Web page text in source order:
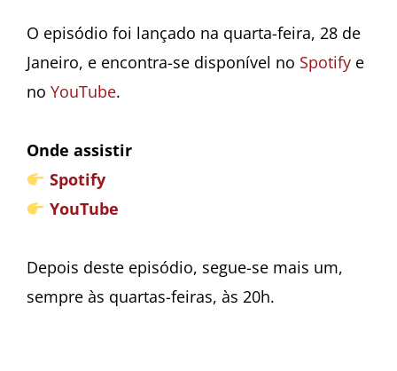
O episódio foi lançado na quarta-feira, 28 de
Janeiro, e encontra-se disponível no Spotify e
no YouTube.
Onde assistir
Spotify
YouTube
Depois deste episódio, segue-se mais um,
sempre às quartas-feiras, às 20h.